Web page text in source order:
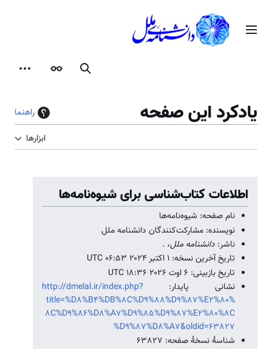
محتوامنوی اصلی
جستجوظاهر
یادکرد این صفحه
راهنما
ابزارها
اطلاعات کتاب‌شناسی برای شیوه‌نامه‌ها
نام صفحه: شیوه‌نامه‌ها
نویسنده: مشارکت‌کنندگان دانشنامه ملل
ناشر:دانشنامه ملل، .
تاریخ آخرین نسخه: ۱ اکتبر ۲۰۲۴ ‏۰۶:۵۳ UTC
تاریخ بازبینی: ۶ اوت ۲۰۲۶ ‏۱۸:۳۶ UTC
نشانی پایدار: http://dmelal.ir/index.php?
title=%D8%B4%DB%8C%D9%88%D9%87%E2%80%
8C%D9%86%D8%A7%D9%85%D9%87%E2%80%8C
%D9%87%D8%A7&oldid=63827
شناسهٔ نسخهٔ صفحه: 63827